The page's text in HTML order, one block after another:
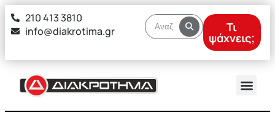
στο
περιεχόμενο
210 413 3810
info@diakrotima.gr
Τι
ψάχνεις;